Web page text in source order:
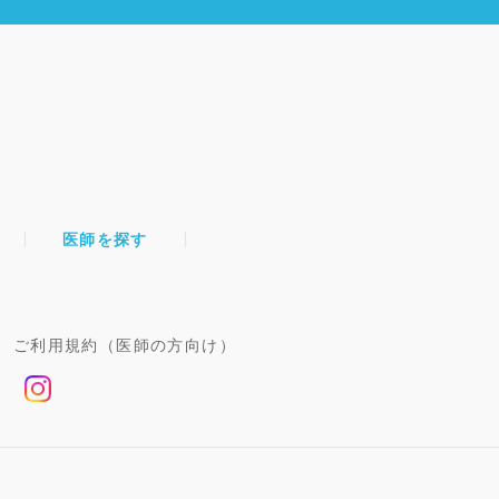
医師を探す
ご利用規約（医師の方向け）